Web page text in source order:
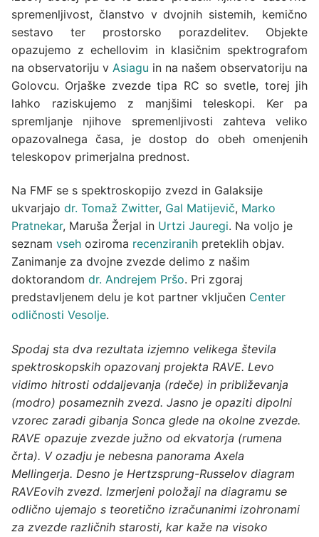
spremenljivost, članstvo v dvojnih sistemih, kemično
sestavo ter prostorsko porazdelitev. Objekte
opazujemo z echellovim in klasičnim spektrografom
na observatoriju v Asiagu in na našem observatoriju na
Golovcu. Orjaške zvezde tipa RC so svetle, torej jih
lahko raziskujemo z manjšimi teleskopi. Ker pa
spremljanje njihove spremenljivosti zahteva veliko
opazovalnega časa, je dostop do obeh omenjenih
teleskopov primerjalna prednost.
Na FMF se s spektroskopijo zvezd in Galaksije
ukvarjajo dr. Tomaž Zwitter, Gal Matijevič, Marko
Pratnekar, Maruša Žerjal in Urtzi Jauregi. Na voljo je
seznam vseh oziroma recenziranih preteklih objav.
Zanimanje za dvojne zvezde delimo z našim
doktorandom dr. Andrejem Pršo. Pri zgoraj
predstavljenem delu je kot partner vključen Center
odličnosti Vesolje.
Spodaj sta dva rezultata izjemno velikega števila
spektroskopskih opazovanj projekta RAVE. Levo
vidimo hitrosti oddaljevanja (rdeče) in približevanja
(modro) posameznih zvezd. Jasno je opaziti dipolni
vzorec zaradi gibanja Sonca glede na okolne zvezde.
RAVE opazuje zvezde južno od ekvatorja (rumena
črta). V ozadju je nebesna panorama Axela
Mellingerja. Desno je Hertzsprung-Russelov diagram
RAVEovih zvezd. Izmerjeni položaji na diagramu se
odlično ujemajo s teoretično izračunanimi izohronami
za zvezde različnih starosti, kar kaže na visoko